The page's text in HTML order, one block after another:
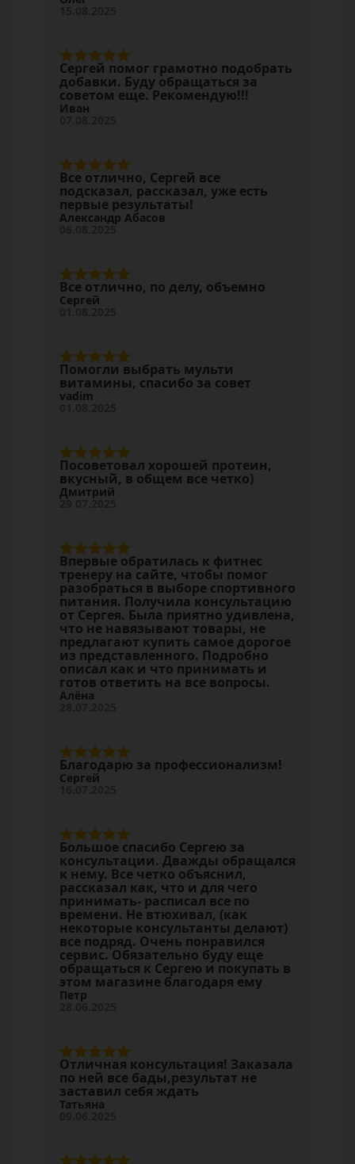
Сергей помог грамотно подобрать
добавки. Буду обращаться за
советом еще. Рекомендую!!!
Иван
Все отлично, Сергей все
подсказал, рассказал, уже есть
первые результаты!
Александр Абасов
06.08.2025
Все отлично, по делу, объемно
Сергей
01.08.2025
Помогли выбрать мульти
витамины, спасибо за совет
vadim
Посоветовал хорошей протеин,
вкусный, в общем все четко)
Дмитрий
29.07.2025
Впервые обратилась к фитнес
тренеру на сайте, чтобы помог
разобраться в выборе спортивного
питания. Получила консультацию
от Сергея. Была приятно удивлена,
что не навязывают товары, не
предлагают купить самое дорогое
из представленного. Подробно
описал как и что принимать и
готов ответить на все вопросы.
Алёна
Благодарю за профессионализм!
Сергей
16.07.2025
Большое спасибо Сергею за
консультации. Дважды обращался
к нему. Все четко объяснил,
рассказал как, что и для чего
принимать- расписал все по
времени. Не втюхивал, (как
некоторые консультанты делают)
все подряд. Очень понравился
сервис. Обязательно буду еще
обращаться к Сергею и покупать в
этом магазине благодаря ему
Петр
28.06.2025
Отличная консультация! Заказала
по ней все бады,результат не
заставил себя ждать
Татьяна